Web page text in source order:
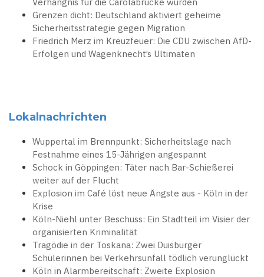
Grenzen dicht: Deutschland aktiviert geheime
Sicherheitsstrategie gegen Migration
Friedrich Merz im Kreuzfeuer: Die CDU zwischen AfD-
Erfolgen und Wagenknecht’s Ultimaten
Lokalnachrichten
Wuppertal im Brennpunkt: Sicherheitslage nach
Festnahme eines 15-Jährigen angespannt
Schock in Göppingen: Täter nach Bar-Schießerei
weiter auf der Flucht
Explosion im Café löst neue Ängste aus - Köln in der
Krise
Köln-Niehl unter Beschuss: Ein Stadtteil im Visier der
organisierten Kriminalität
Tragödie in der Toskana: Zwei Duisburger
Schülerinnen bei Verkehrsunfall tödlich verunglückt
Köln in Alarmbereitschaft: Zweite Explosion